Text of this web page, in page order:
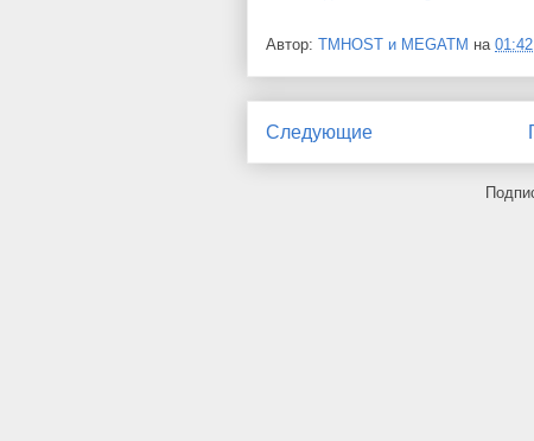
Автор: TMHOST и MEGATM на 01:42
Следующие